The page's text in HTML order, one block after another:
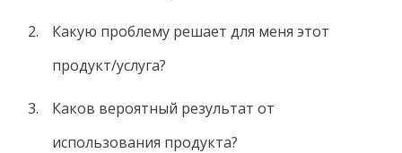
Какую проблему решает для меня этот
продукт/услуга?
Каков вероятный результат от
использования продукта?